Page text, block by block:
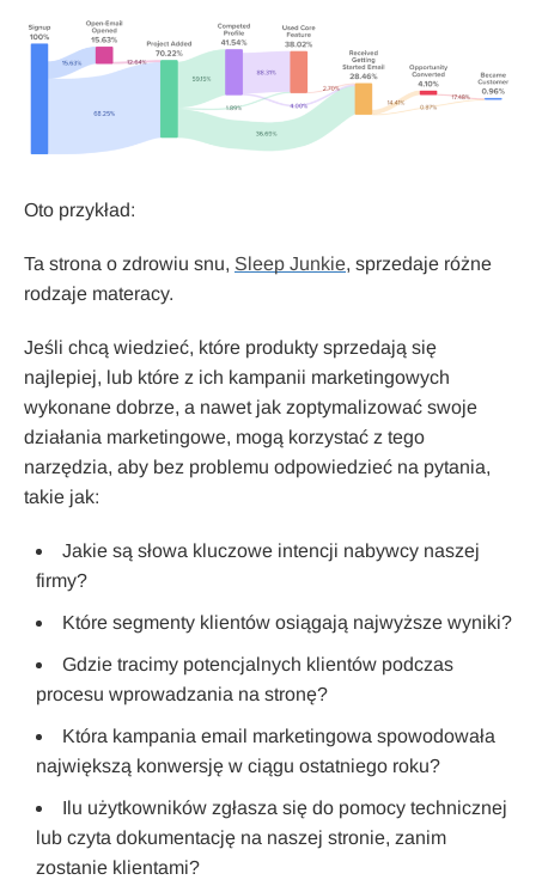
Oto przykład:
Ta strona o zdrowiu snu, Sleep Junkie, sprzedaje różne
rodzaje materacy.
Jeśli chcą wiedzieć, które produkty sprzedają się
najlepiej, lub które z ich kampanii marketingowych
wykonane dobrze, a nawet jak zoptymalizować swoje
działania marketingowe, mogą korzystać z tego
narzędzia, aby bez problemu odpowiedzieć na pytania,
takie jak:
Jakie są słowa kluczowe intencji nabywcy naszej
firmy?
Które segmenty klientów osiągają najwyższe wyniki?
Gdzie tracimy potencjalnych klientów podczas
procesu wprowadzania na stronę?
Która kampania email marketingowa spowodowała
największą konwersję w ciągu ostatniego roku?
Ilu użytkowników zgłasza się do pomocy technicznej
lub czyta dokumentację na naszej stronie, zanim
zostanie klientami?